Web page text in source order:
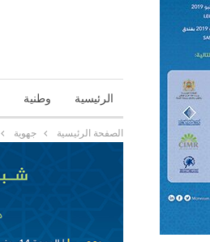
الرئيسية وطنية
الصفحة الرئيسية جهوية